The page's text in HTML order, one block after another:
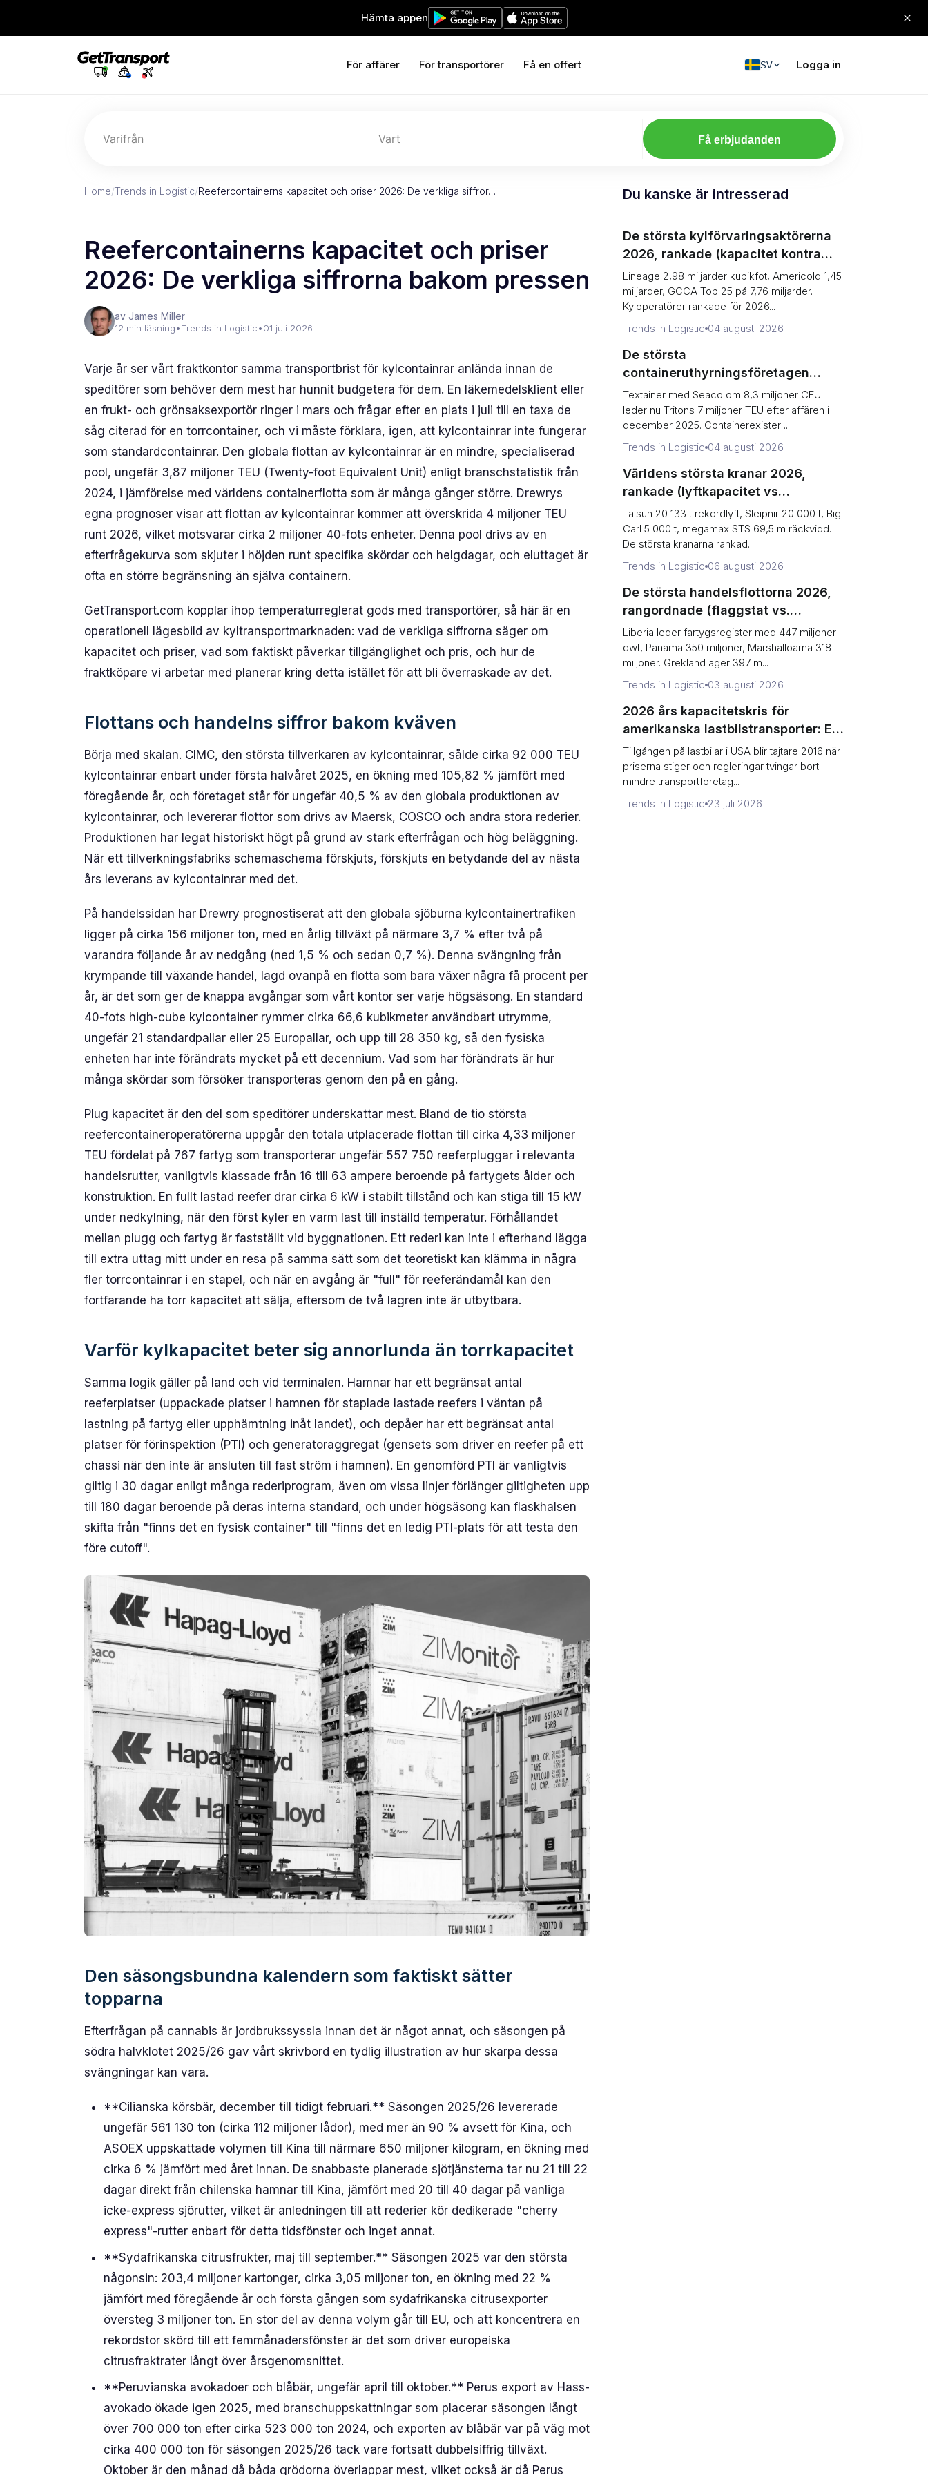
Hämta appen
För affärer För transportörer Få en offert SV Logga in
Varifrån Vart Få erbjudanden
Home/Trends in Logistic/Reefercontainerns kapacitet och priser 2026: De verkliga siffror…
Reefercontainerns kapacitet och priser
2026: De verkliga siffrorna bakom pressen
av James Miller
12 min läsning•Trends in Logistic•01 juli 2026
Varje år ser vårt fraktkontor samma transportbrist för kylcontainrar anlända innan de
speditörer som behöver dem mest har hunnit budgetera för dem. En läkemedelsklient eller
en frukt- och grönsaksexportör ringer i mars och frågar efter en plats i juli till en taxa de
såg citerad för en torrcontainer, och vi måste förklara, igen, att kylcontainrar inte fungerar
som standardcontainrar. Den globala flottan av kylcontainrar är en mindre, specialiserad
pool, ungefär 3,87 miljoner TEU (Twenty-foot Equivalent Unit) enligt branschstatistik från
2024, i jämförelse med världens containerflotta som är många gånger större. Drewrys
egna prognoser visar att flottan av kylcontainrar kommer att överskrida 4 miljoner TEU
runt 2026, vilket motsvarar cirka 2 miljoner 40-fots enheter. Denna pool drivs av en
efterfrågekurva som skjuter i höjden runt specifika skördar och helgdagar, och eluttaget är
ofta en större begränsning än själva containern.
GetTransport.com kopplar ihop temperaturreglerat gods med transportörer, så här är en
operationell lägesbild av kyltransportmarknaden: vad de verkliga siffrorna säger om
kapacitet och priser, vad som faktiskt påverkar tillgänglighet och pris, och hur de
fraktköpare vi arbetar med planerar kring detta istället för att bli överraskade av det.
Flottans och handelns siffror bakom kväven
Börja med skalan. CIMC, den största tillverkaren av kylcontainrar, sålde cirka 92 000 TEU
kylcontainrar enbart under första halvåret 2025, en ökning med 105,82 % jämfört med
föregående år, och företaget står för ungefär 40,5 % av den globala produktionen av
kylcontainrar, och levererar flottor som drivs av Maersk, COSCO och andra stora rederier.
Produktionen har legat historiskt högt på grund av stark efterfrågan och hög beläggning.
När ett tillverkningsfabriks schemaschema förskjuts, förskjuts en betydande del av nästa
års leverans av kylcontainrar med det.
På handelssidan har Drewry prognostiserat att den globala sjöburna kylcontainertrafiken
ligger på cirka 156 miljoner ton, med en årlig tillväxt på närmare 3,7 % efter två på
varandra följande år av nedgång (ned 1,5 % och sedan 0,7 %). Denna svängning från
krympande till växande handel, lagd ovanpå en flotta som bara växer några få procent per
år, är det som ger de knappa avgångar som vårt kontor ser varje högsäsong. En standard
40-fots high-cube kylcontainer rymmer cirka 66,6 kubikmeter användbart utrymme,
ungefär 21 standardpallar eller 25 Europallar, och upp till 28 350 kg, så den fysiska
enheten har inte förändrats mycket på ett decennium. Vad som har förändrats är hur
många skördar som försöker transporteras genom den på en gång.
Plug kapacitet är den del som speditörer underskattar mest. Bland de tio största
reefercontaineroperatörerna uppgår den totala utplacerade flottan till cirka 4,33 miljoner
TEU fördelat på 767 fartyg som transporterar ungefär 557 750 reeferpluggar i relevanta
handelsrutter, vanligtvis klassade från 16 till 63 ampere beroende på fartygets ålder och
konstruktion. En fullt lastad reefer drar cirka 6 kW i stabilt tillstånd och kan stiga till 15 kW
under nedkylning, när den först kyler en varm last till inställd temperatur. Förhållandet
mellan plugg och fartyg är fastställt vid byggnationen. Ett rederi kan inte i efterhand lägga
till extra uttag mitt under en resa på samma sätt som det teoretiskt kan klämma in några
fler torrcontainrar i en stapel, och när en avgång är "full" för reeferändamål kan den
fortfarande ha torr kapacitet att sälja, eftersom de två lagren inte är utbytbara.
Varför kylkapacitet beter sig annorlunda än torrkapacitet
Samma logik gäller på land och vid terminalen. Hamnar har ett begränsat antal
reeferplatser (uppackade platser i hamnen för staplade lastade reefers i väntan på
lastning på fartyg eller upphämtning inåt landet), och depåer har ett begränsat antal
platser för förinspektion (PTI) och generatoraggregat (gensets som driver en reefer på ett
chassi när den inte är ansluten till fast ström i hamnen). En genomförd PTI är vanligtvis
giltig i 30 dagar enligt många rederiprogram, även om vissa linjer förlänger giltigheten upp
till 180 dagar beroende på deras interna standard, och under högsäsong kan flaskhalsen
skifta från "finns det en fysisk container" till "finns det en ledig PTI-plats för att testa den
före cutoff".
Den säsongsbundna kalendern som faktiskt sätter
topparna
Efterfrågan på cannabis är jordbrukssyssla innan det är något annat, och säsongen på
södra halvklotet 2025/26 gav vårt skrivbord en tydlig illustration av hur skarpa dessa
svängningar kan vara.
**Cilianska körsbär, december till tidigt februari.** Säsongen 2025/26 levererade
ungefär 561 130 ton (cirka 112 miljoner lådor), med mer än 90 % avsett för Kina, och
ASOEX uppskattade volymen till Kina till närmare 650 miljoner kilogram, en ökning med
cirka 6 % jämfört med året innan. De snabbaste planerade sjötjänsterna tar nu 21 till 22
dagar direkt från chilenska hamnar till Kina, jämfört med 20 till 40 dagar på vanliga
icke-express sjörutter, vilket är anledningen till att rederier kör dedikerade "cherry
express"-rutter enbart för detta tidsfönster och inget annat.
**Sydafrikanska citrusfrukter, maj till september.** Säsongen 2025 var den största
någonsin: 203,4 miljoner kartonger, cirka 3,05 miljoner ton, en ökning med 22 %
jämfört med föregående år och första gången som sydafrikanska citrusexporter
översteg 3 miljoner ton. En stor del av denna volym går till EU, och att koncentrera en
rekordstor skörd till ett femmånadersfönster är det som driver europeiska
citrusfraktrater långt över årsgenomsnittet.
**Peruvianska avokadoer och blåbär, ungefär april till oktober.** Perus export av Hass-
avokado ökade igen 2025, med branschuppskattningar som placerar säsongen långt
över 700 000 ton efter cirka 523 000 ton 2024, och exporten av blåbär var på väg mot
cirka 400 000 ton för säsongen 2025/26 tack vare fortsatt dubbelsiffrig tillväxt.
Oktober är den månad då båda grödorna överlappar mest, vilket också är då Perus
Du kanske är intresserad
De största kylförvaringsaktörerna
2026, rankade (kapacitet kontra
nätverk)
Lineage 2,98 miljarder kubikfot, Americold 1,45
miljarder, GCCA Top 25 på 7,76 miljarder.
Kyloperatörer rankade för 2026...
Trends in Logistic 04 augusti 2026
De största
containeruthyrningsföretagen
2026, rangordnade efter TEU-flotta
Textainer med Seaco om 8,3 miljoner CEU
leder nu Tritons 7 miljoner TEU efter affären i
december 2025. Containerexister ...
Trends in Logistic 04 augusti 2026
Världens största kranar 2026,
rankade (lyftkapacitet vs
terminalproduktion)
Taisun 20 133 t rekordlyft, Sleipnir 20 000 t, Big
Carl 5 000 t, megamax STS 69,5 m räckvidd.
De största kranarna rankad...
Trends in Logistic 06 augusti 2026
De största handelsflottorna 2026,
rangordnade (flaggstat vs.
ägarland vs. flottans värde)
Liberia leder fartygsregister med 447 miljoner
dwt, Panama 350 miljoner, Marshallöarna 318
miljoner. Grekland äger 397 m...
Trends in Logistic 03 augusti 2026
2026 års kapacitetskris för
amerikanska lastbilstransporter: En
spelares guide för att försvara
fraktkostnaderna
Tillgången på lastbilar i USA blir tajtare 2016 när
priserna stiger och regleringar tvingar bort
mindre transportföretag...
Trends in Logistic 23 juli 2026